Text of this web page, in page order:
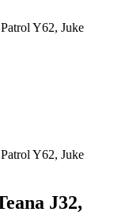
Y62, Juke
Y62, Juke
J32,